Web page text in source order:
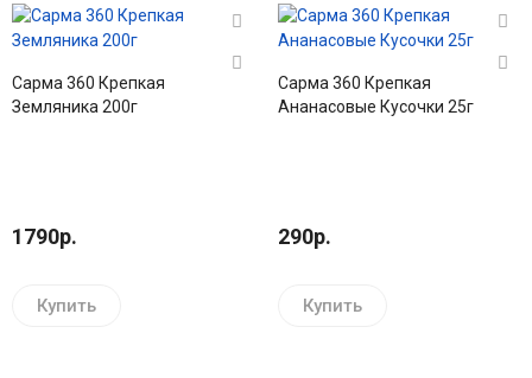
Сарма 360 Крепкая
Земляника 200г
1790р.
Купить
Сарма 360 Крепкая
Ананасовые Кусочки 25г
290р.
Купить